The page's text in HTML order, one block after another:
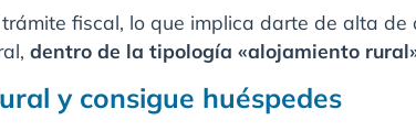
fiscal, lo que implica darte de alta
dentro de la tipología «alojamiento
y consigue huéspedes